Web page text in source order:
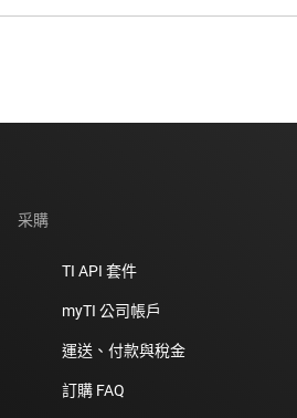
采購
TI API 套件
myTI 公司帳戶
運送、付款與稅金
訂購 FAQ